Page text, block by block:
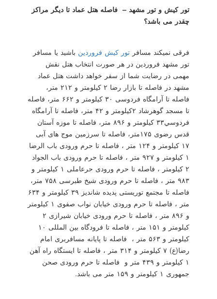
تور کیش و تور مشهد – فاصله هتل عماد تا دیگر مراکز
چقدر می باشد؟
فرقی نمیکند مسافر تور کیش فروردین باشید یا مسافر
تور مشهد فروردین در هر صورت انتخاب هتل نقش
مهمی در رضایت شما از سفر خواهد داشت هتل عماد
مشهد در فاصله تا بازار رضا ۲ کیلومتر و ۲۱۲ متر،
فاصله تا آرامگاه فردوسی ۳۰ کیلومتر و ۶۶۲ متر، فاصله
تا مسجد گوهرشاد ۲کیلومتر و ۴۲ متر، فاصله تا آرامگاه
فردوسي۳۳ کیلومتر و ۸۹۶ متر، فاصله تا موزه آستان
قدس رضوی ۱۷۵متر، فاصله تا سرزمین موج های آبی
۱۷ کیلومتر و ۱۲۴ متر ، فاصله تا حرم ورودی باب الرضا
۱ کیلومتر و ۹۲۷ متر ، فاصله تا حرم ورودی باب الجواد
۲ کیلومتر ، فاصله تا حرم ورودی حرعاملی ۱ کیلومتر و
۹۸۳ متر ، فاصله تا حرم ورودی شیخ طبرسی ۷۵۸ متر،
فاصله تا مجتمع توریستی پدیده شاندیز ۳۹ کیلومتر و ۶۳۴
متر ، فاصله تا حرم ورودی خیابان نواب صفوی ۱ کیلومتر
و ۸۹۶ متر ، فاصله تا حرم ورودی خیابان شیرازی ۲
کیلومتر و ۱۵۱ متر ، فاصله تا فرودگاه بین المللی ۱۰
کیلومتر و ۵۶۳ متر ، فاصله تا پایانه مسافربری امام
رضا(ع) ۷ کیلومتر و ۳۱۴ متر ، فاصله تا ایستگاه راه آهن
۱ کیلومتر و ۴۳۹ متر و فاصله تا حرم ورودی صحن
جمهوری ۱ کیلومتر و ۱۵۹ متر می باشد.